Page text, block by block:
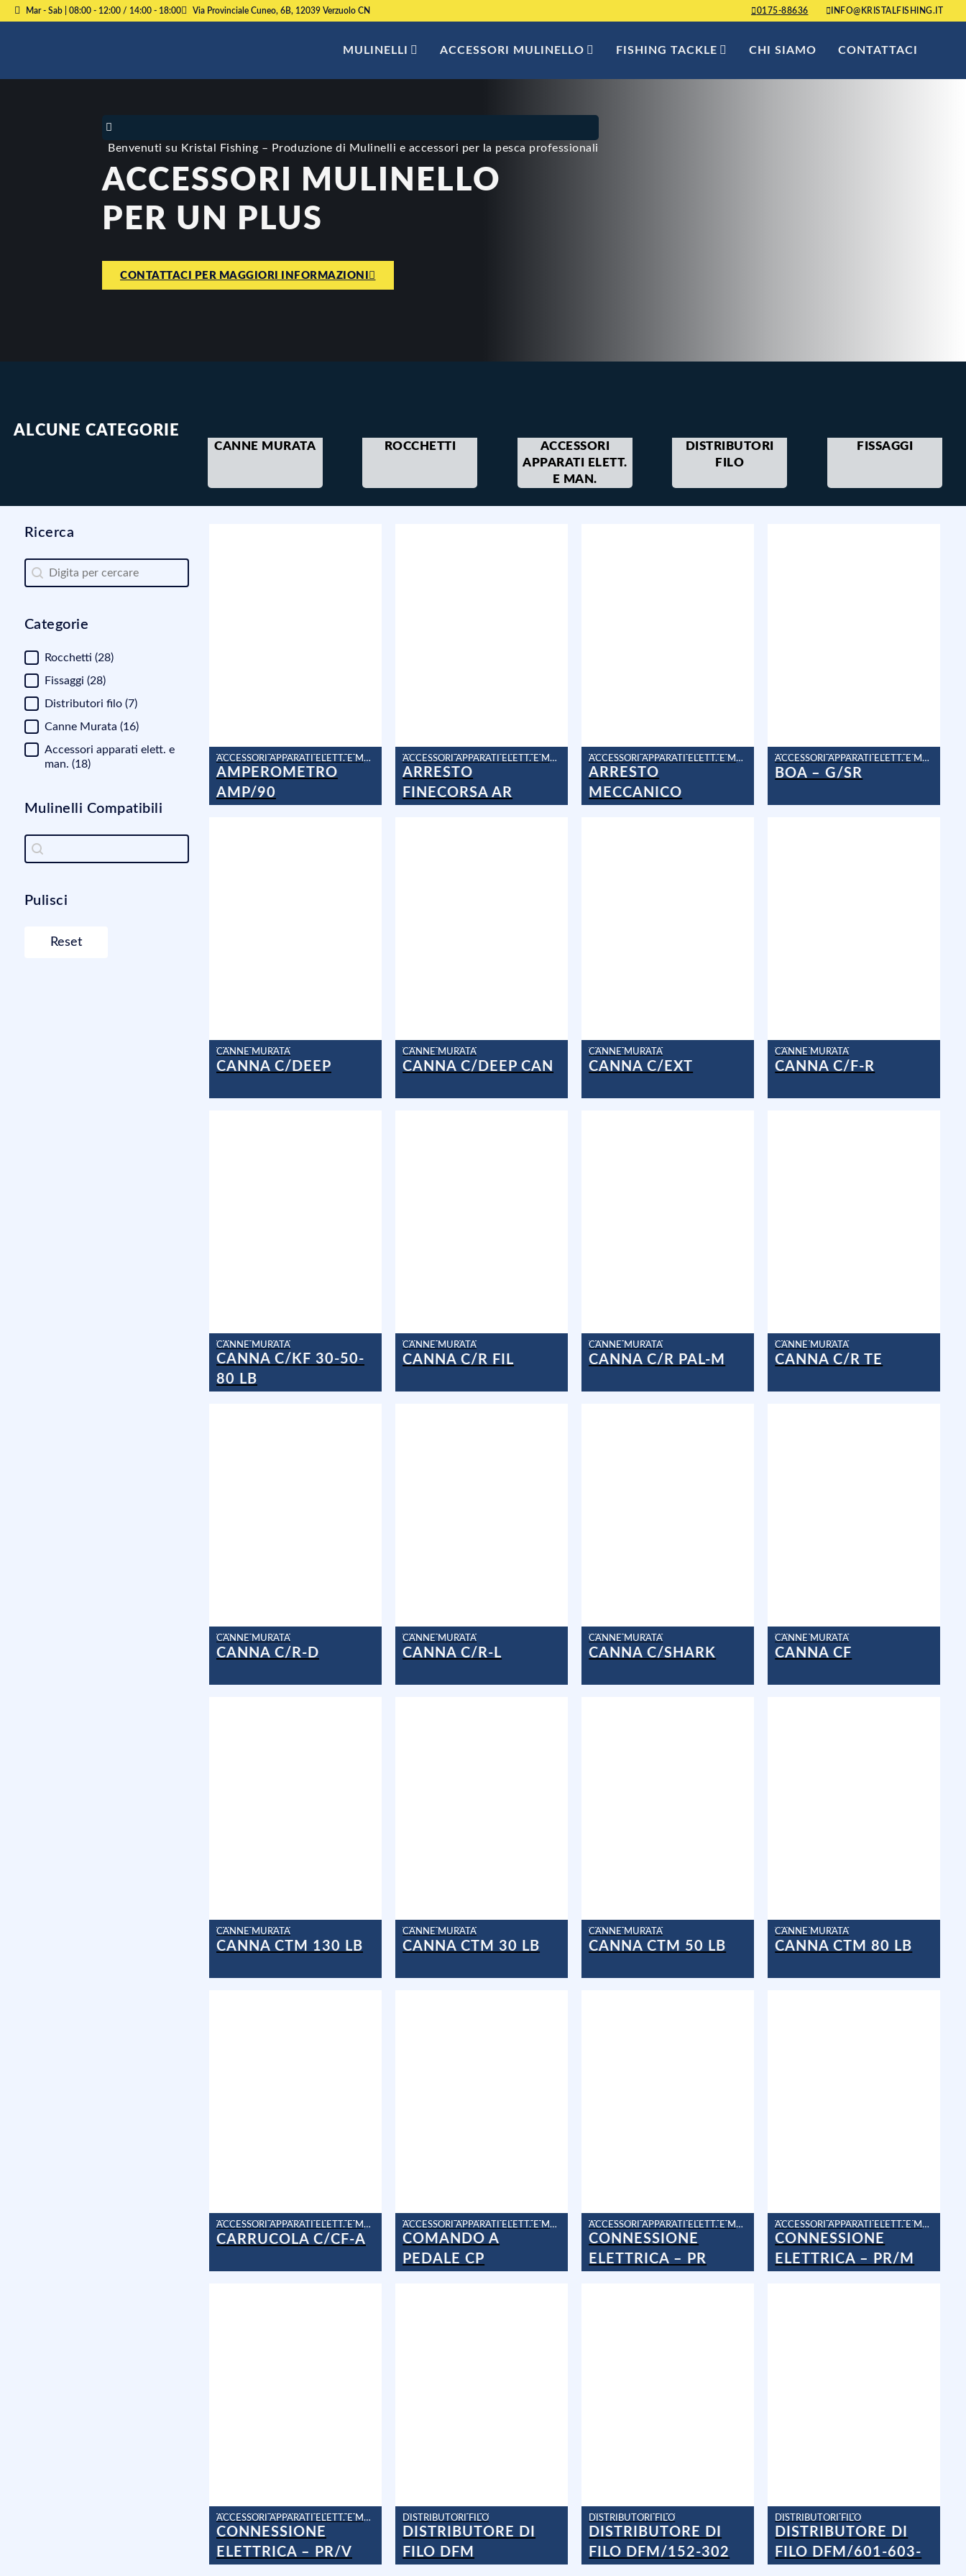
Mar - Sab | 08:00 - 12:00 / 14:00 - 18:00 Via Provinciale Cuneo, 6B, 12039 Verzuolo CN 0175-88636 INFO@KRISTALFISHING.IT
MULINELLI ACCESSORI MULINELLO FISHING TACKLE CHI SIAMO CONTATTACI
Benvenuti su Kristal Fishing – Produzione di Mulinelli e accessori per la pesca professionali
ACCESSORI MULINELLO
PER UN PLUS
CONTATTACI PER MAGGIORI INFORMAZIONI
ALCUNE CATEGORIE
CANNE MURATA ROCCHETTI
ACCESSORI
APPARATI ELETT.
E MAN.
DISTRIBUTORI
FILO
FISSAGGI
Ricerca
Ricerca
Ricerca
Categorie
Categorie
Rocchetti (28)
Fissaggi (28)
Distributori filo (7)
Canne Murata (16)
Accessori apparati elett. e
man. (18)
Mulinelli Compatibili
Mulinelli Compatibili
Mulinelli Compatibili
Pulisci
Reset
ACCESSORI APPARATI ELETT. E MAN.
AMPEROMETRO
AMP/90
ACCESSORI APPARATI ELETT. E MAN.
ARRESTO
FINECORSA AR
ACCESSORI APPARATI ELETT. E MAN.
ARRESTO
MECCANICO
ACCESSORI APPARATI ELETT. E MAN.
BOA – G/SR
CANNE MURATA
CANNA C/DEEP
CANNE MURATA
CANNA C/DEEP CAN
CANNE MURATA
CANNA C/EXT
CANNE MURATA
CANNA C/F-R
CANNE MURATA
CANNA C/KF 30-50-
80 LB
CANNE MURATA
CANNA C/R FIL
CANNE MURATA
CANNA C/R PAL-M
CANNE MURATA
CANNA C/R TE
CANNE MURATA
CANNA C/R-D
CANNE MURATA
CANNA C/R-L
CANNE MURATA
CANNA C/SHARK
CANNE MURATA
CANNA CF
CANNE MURATA
CANNA CTM 130 LB
CANNE MURATA
CANNA CTM 30 LB
CANNE MURATA
CANNA CTM 50 LB
CANNE MURATA
CANNA CTM 80 LB
ACCESSORI APPARATI ELETT. E MAN.
CARRUCOLA C/CF-A
ACCESSORI APPARATI ELETT. E MAN.
COMANDO A
PEDALE CP
ACCESSORI APPARATI ELETT. E MAN.
CONNESSIONE
ELETTRICA – PR
ACCESSORI APPARATI ELETT. E MAN.
CONNESSIONE
ELETTRICA – PR/M
ACCESSORI APPARATI ELETT. E MAN.
CONNESSIONE
ELETTRICA – PR/V
DISTRIBUTORI FILO
DISTRIBUTORE DI
FILO DFM
DISTRIBUTORI FILO
DISTRIBUTORE DI
FILO DFM/152-302
DISTRIBUTORI FILO
DISTRIBUTORE DI
FILO DFM/601-603-